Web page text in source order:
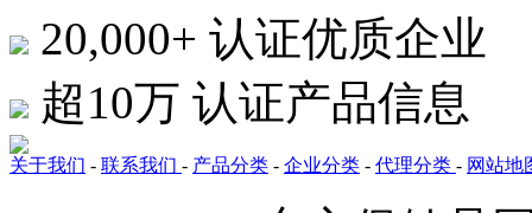
20,000+ 认证优质企业
超10万 认证产品信息
关于我们 - 联系我们 - 产品分类 - 企业分类 - 代理分类 - 网站地